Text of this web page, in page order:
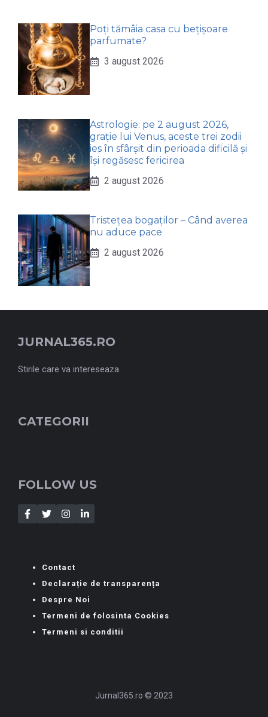
Poți tămâia casa cu bețișoare
parfumate?
3 august 2026
Astrologie: pe 2 august 2026,
grație lui Venus, aceste trei zodii
ies în sfârșit din perioada dificilă și
își regăsesc fericirea
2 august 2026
Tristețea bogaților – Când averea
nu aduce pace
2 august 2026
JURNAL365.RO
Stirile care va intereseaza
CATEGORII
FOLLOW US
Contact
Declarație de transparența
Despre Noi
Termeni de folosinta Cookies
Termeni si conditii
Jurnal365.ro © 2023